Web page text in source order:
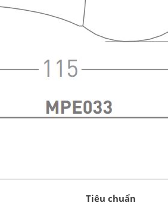
Tiêu chuẩn